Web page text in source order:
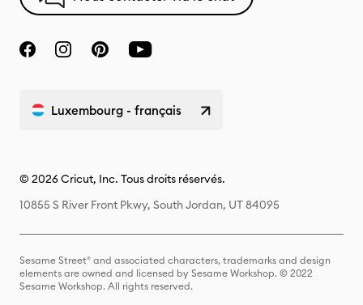
Luxembourg - français
© 2026 Cricut, Inc. Tous droits réservés.
10855 S River Front Pkwy, South Jordan, UT 84095
Sesame Street® and associated characters, trademarks and design
elements are owned and licensed by Sesame Workshop. © 2022
Sesame Workshop. All rights reserved.